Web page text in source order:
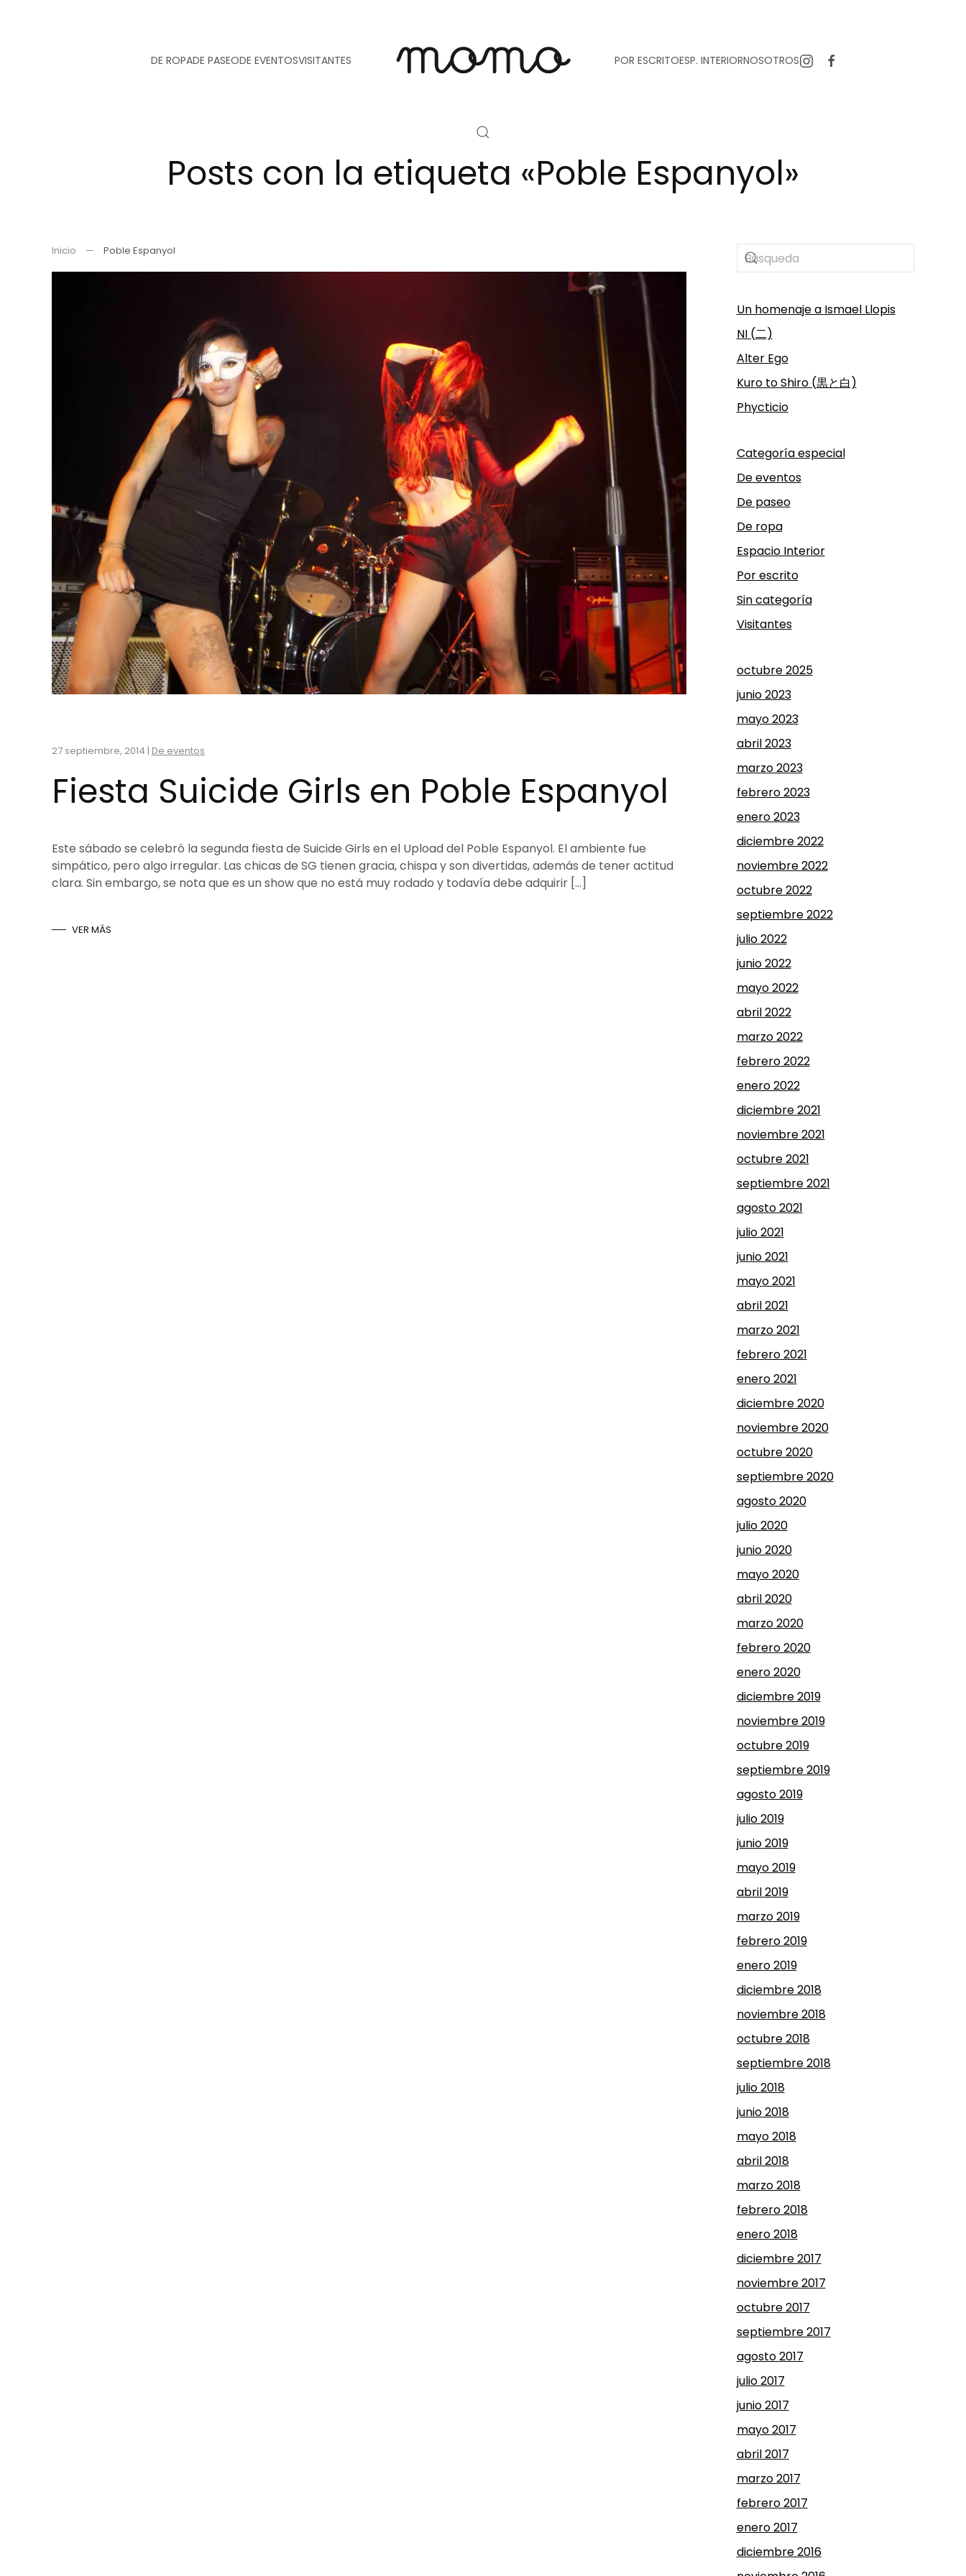
DE ROPADE PASEODE EVENTOSVISITANTES POR ESCRITOESP. INTERIORNOSOTROS
Posts con la etiqueta «Poble Espanyol»
Inicio Poble Espanyol
27 septiembre, 2014 | De eventos
Fiesta Suicide Girls en Poble Espanyol
Este sábado se celebró la segunda fiesta de Suicide Girls en el Upload del Poble Espanyol. El ambiente fue
simpático, pero algo irregular. Las chicas de SG tienen gracia, chispa y son divertidas, además de tener actitud
clara. Sin embargo, se nota que es un show que no está muy rodado y todavía debe adquirir […]
VER MÁS
Un homenaje a Ismael Llopis
NI (二)
Alter Ego
Kuro to Shiro (黒と白)
Phycticio
Categoría especial
De eventos
De paseo
De ropa
Espacio Interior
Por escrito
Sin categoría
Visitantes
octubre 2025
junio 2023
mayo 2023
abril 2023
marzo 2023
febrero 2023
enero 2023
diciembre 2022
noviembre 2022
octubre 2022
septiembre 2022
julio 2022
junio 2022
mayo 2022
abril 2022
marzo 2022
febrero 2022
enero 2022
diciembre 2021
noviembre 2021
octubre 2021
septiembre 2021
agosto 2021
julio 2021
junio 2021
mayo 2021
abril 2021
marzo 2021
febrero 2021
enero 2021
diciembre 2020
noviembre 2020
octubre 2020
septiembre 2020
agosto 2020
julio 2020
junio 2020
mayo 2020
abril 2020
marzo 2020
febrero 2020
enero 2020
diciembre 2019
noviembre 2019
octubre 2019
septiembre 2019
agosto 2019
julio 2019
junio 2019
mayo 2019
abril 2019
marzo 2019
febrero 2019
enero 2019
diciembre 2018
noviembre 2018
octubre 2018
septiembre 2018
julio 2018
junio 2018
mayo 2018
abril 2018
marzo 2018
febrero 2018
enero 2018
diciembre 2017
noviembre 2017
octubre 2017
septiembre 2017
agosto 2017
julio 2017
junio 2017
mayo 2017
abril 2017
marzo 2017
febrero 2017
enero 2017
diciembre 2016